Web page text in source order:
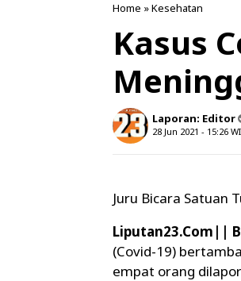
Home »Kesehatan
Kasus
Laporan: Editor
28 Jun 2021 - 15:26
Juru Bicara Satuan
Liputan23.Com||
(Covid-19)
empat orang